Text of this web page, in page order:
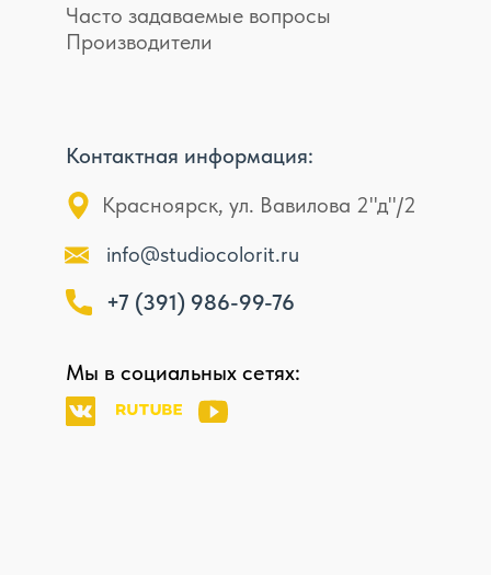
Часто задаваемые вопросы
Производители
Контактная информация:
Красноярск, ул. Вавилова 2"д"/2
info@studiocolorit.ru
+7 (391) 986-99-76
Мы в социальных сетях: